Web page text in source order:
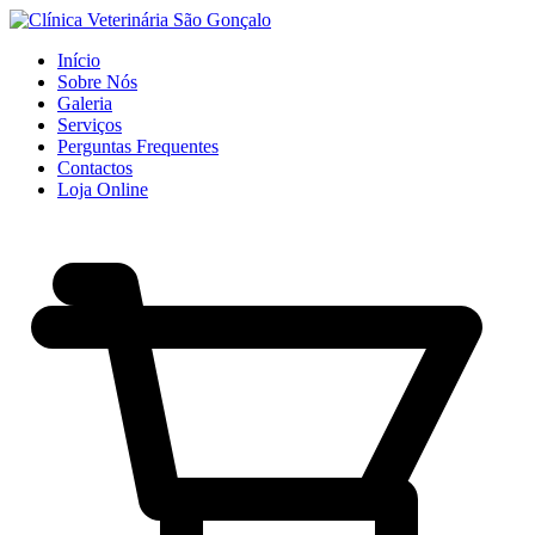
Início
Sobre Nós
Galeria
Serviços
Perguntas Frequentes
Contactos
Loja Online